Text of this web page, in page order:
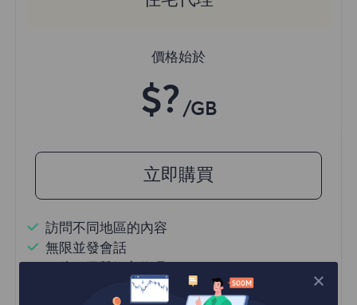
價格始於
$? /GB
立即購買
訪問不同地區的內容
無限並發會話